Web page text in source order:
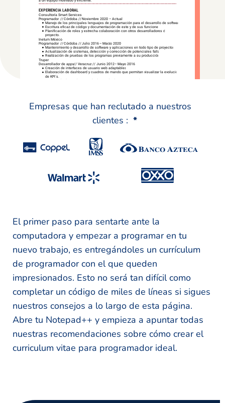
Empresas que han reclutado a nuestros
clientes : *
El primer paso para sentarte ante la
computadora y empezar a programar en tu
nuevo trabajo, es entregándoles un currículum
de programador con el que queden
impresionados. Esto no será tan difícil como
completar un código de miles de líneas si sigues
nuestros consejos a lo largo de esta página.
Abre tu Notepad++ y empieza a apuntar todas
nuestras recomendaciones sobre cómo crear el
curriculum vitae para programador ideal.